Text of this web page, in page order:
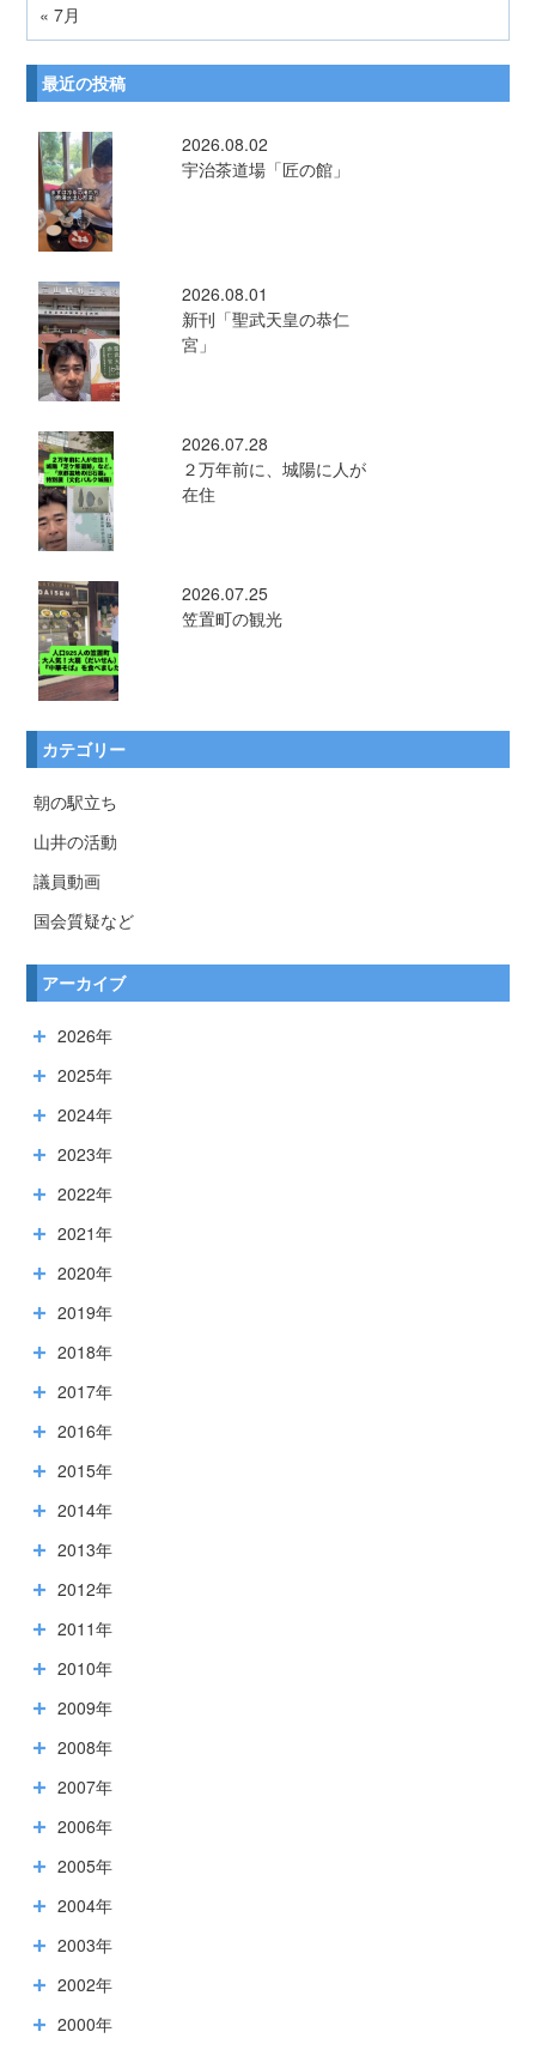
« 7月
最近の投稿
2026.08.02
宇治茶道場「匠の館」
2026.08.01
新刊「聖武天皇の恭仁
宮」
2026.07.28
２万年前に、城陽に人が
在住
2026.07.25
笠置町の観光
カテゴリー
朝の駅立ち
山井の活動
議員動画
国会質疑など
アーカイブ
2026年
2025年
2024年
2023年
2022年
2021年
2020年
2019年
2018年
2017年
2016年
2015年
2014年
2013年
2012年
2011年
2010年
2009年
2008年
2007年
2006年
2005年
2004年
2003年
2002年
2000年